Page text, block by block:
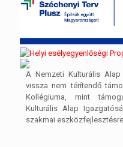
A Nemzeti Kulturális
vissza nem térítendő
Kollégiuma, mint
Kulturális Alap
szakmai